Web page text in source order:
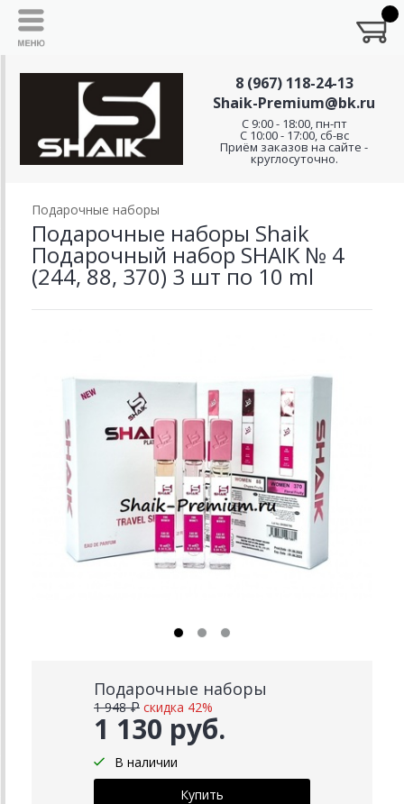
8 (967) 118-24-13
Shaik-Premium@bk.ru
C 9:00 - 18:00, пн-пт
С 10:00 - 17:00, сб-вс
Приём заказов на сайте -
круглосуточно.
Подарочные наборы
Подарочные наборы Shaik
Подарочный набор SHAIK № 4
(244, 88, 370) 3 шт по 10 ml
Подарочные наборы
1 130 руб.
1 948 ₽ скидка 42%
В наличии